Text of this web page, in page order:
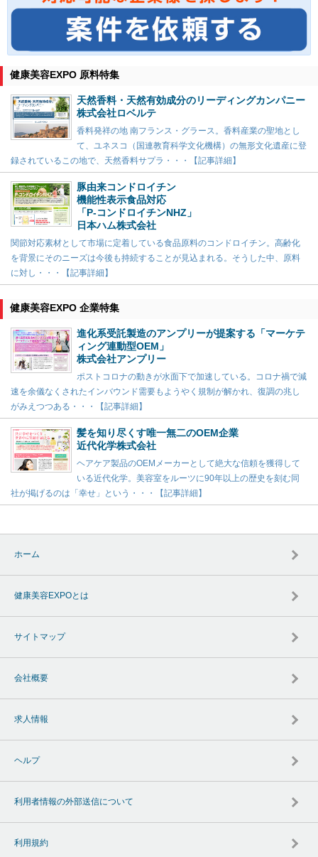
健康美容EXPO 原料特集
天然香料・天然有効成分のリーディングカンパニー
株式会社ロベルテ
香料発祥の地 南フランス・グラース。香料産業の聖地とし
て、ユネスコ（国連教育科学文化機構）の無形文化遺産に登
録されているこの地で、天然香料サプラ・・・【記事詳細】
豚由来コンドロイチン
機能性表示食品対応
「P-コンドロイチンNHZ」
日本ハム株式会社
関節対応素材として市場に定着している食品原料のコンドロイチン。高齢化
を背景にそのニーズは今後も持続することが見込まれる。そうした中、原料
に対し・・・【記事詳細】
健康美容EXPO 企業特集
進化系受託製造のアンプリーが提案する「マーケテ
ィング連動型OEM」
株式会社アンプリー
ポストコロナの動きが水面下で加速している。コロナ禍で減
速を余儀なくされたインバウンド需要もようやく規制が解かれ、復調の兆し
がみえつつある・・・【記事詳細】
髪を知り尽くす唯一無二のOEM企業
近代化学株式会社
ヘアケア製品のOEMメーカーとして絶大な信頼を獲得して
いる近代化学。美容室をルーツに90年以上の歴史を刻む同
社が掲げるのは「幸せ」という・・・【記事詳細】
ホーム
健康美容EXPOとは
サイトマップ
会社概要
求人情報
ヘルプ
利用者情報の外部送信について
利用規約